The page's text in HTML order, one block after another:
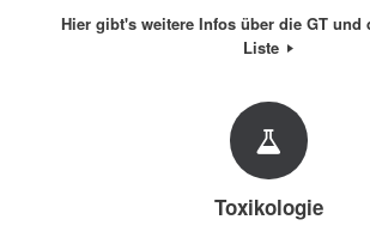
Hier gibt's weitere Infos über die GT und
Liste
Toxikologie